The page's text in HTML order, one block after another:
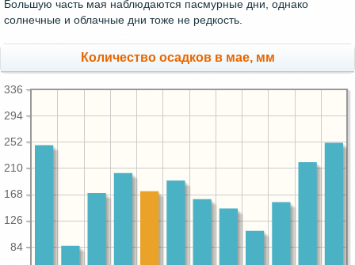
Большую часть мая наблюдаются пасмурные дни, однако
солнечные и облачные дни тоже не редкость.
Количество осадков в мае, мм
84
126
168
210
252
294
336